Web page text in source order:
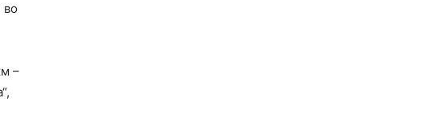
во
–